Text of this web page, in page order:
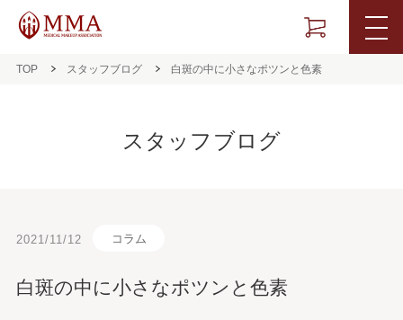
TOP スタッフブログ 白斑の中に小さなポツンと色素
スタッフブログ
2021/11/12 コラム
白斑の中に小さなポツンと色素